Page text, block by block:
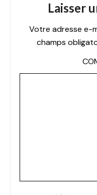
Laisser
Votre adresse e-
champs